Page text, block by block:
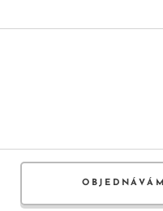
OBJEDNÁVÁM